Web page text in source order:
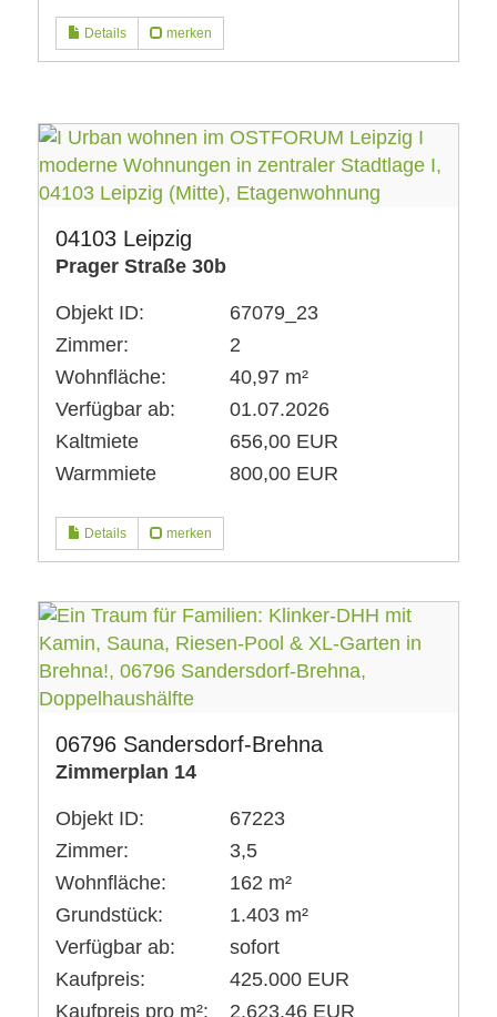
Details merken
04103 Leipzig
Prager Straße 30b
Objekt ID:
67079_23
Zimmer:
2
Wohnfläche:
40,97 m²
Verfügbar ab:
01.07.2026
Kaltmiete
656,00 EUR
Warmmiete
800,00 EUR
Details merken
06796 Sandersdorf-Brehna
Zimmerplan 14
Objekt ID:
67223
Zimmer:
3,5
Wohnfläche:
162 m²
Grundstück:
1.403 m²
Verfügbar ab:
sofort
Kaufpreis:
425.000 EUR
Kaufpreis pro m²:
2.623,46 EUR